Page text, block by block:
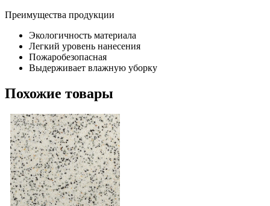
Преимущества продукции
Экологичность материала
Легкий уровень нанесения
Пожаробезопасная
Выдерживает влажную уборку
Похожие товары